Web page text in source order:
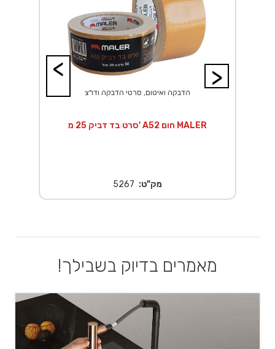
>
הדבקה ואיטום, סרטי הדבקה ודו"צ
סרט בד דביק 25 מ' A52 חום MALER
מק"ט: 5267
<
מאמרים בדיוק בשבילך!